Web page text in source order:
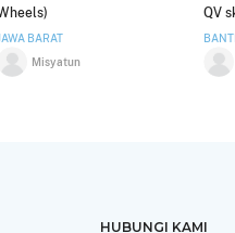
BARAT
Misyatun
QV
HUBUNGI KAMI